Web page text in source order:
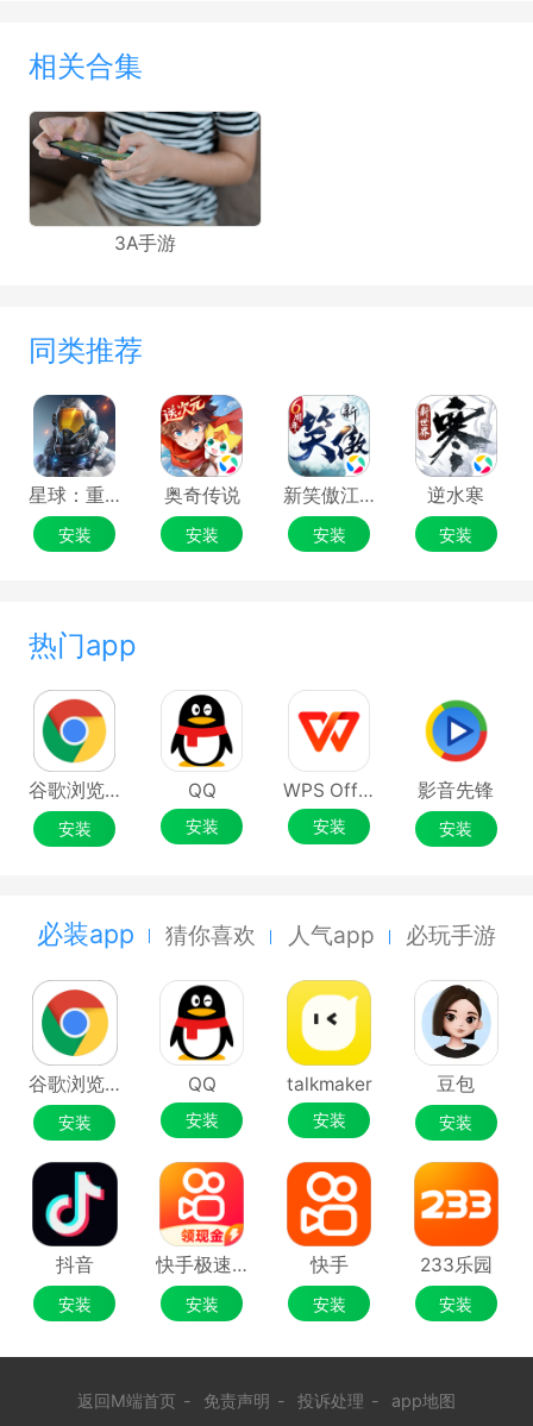
相关合集
3A手游
同类推荐
星球：重启
安装
奥奇传说
安装
新笑傲江湖
安装
逆水寒
安装
热门app
谷歌浏览器Google Chrome
安装
QQ
安装
WPS Office
安装
影音先锋
安装
必装app 猜你喜欢 人气app 必玩手游
谷歌浏览器Google Chrome
安装
QQ
安装
talkmaker
安装
豆包
安装
抖音
安装
快手极速版
安装
快手
安装
233乐园
安装
返回M端首页 - 免责声明 - 投诉处理 - app地图